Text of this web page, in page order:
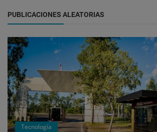
PUBLICACIONES ALEATORIAS
Tecnología